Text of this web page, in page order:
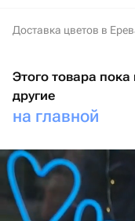
Доставка цветов в
Этого товара
другие
на главной